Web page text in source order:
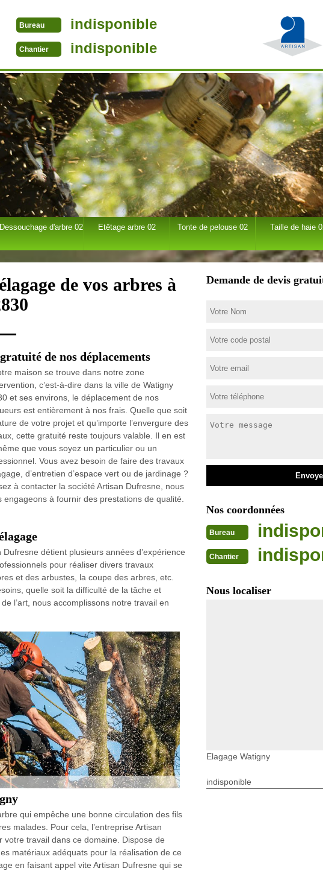
Bureau indisponible
Chantier indisponible
Dessouchage d'arbre 02 Etêtage arbre 02 Tonte de pelouse 02 Taille de haie
de vos arbres à
de nos déplacements
maison se trouve dans notre zone
c’est-à-dire dans la ville de Watigny
et ses environs, le déplacement de nos
est entièrement à nos frais. Quelle que soit
de votre projet et qu’importe l’envergure des
cette gratuité reste toujours valable. Il en est
que vous soyez un particulier ou un
Vous avez besoin de faire des travaux
d’entretien d’espace vert ou de jardinage ?
à contacter la société Artisan Dufresne, nous
engageons à fournir des prestations de qualité.
détient plusieurs années d’expérience
pour réaliser divers travaux
et des arbustes, la coupe des arbres, etc.
quelle soit la difficulté de la tâche et
l’art, nous accomplissons notre travail en
qui empêche une bonne circulation des fils
malades. Pour cela, l’entreprise Artisan
travail dans ce domaine. Dispose de
matériaux adéquats pour la réalisation de ce
en faisant appel vite Artisan Dufresne qui se
Demande de devis
Nos coordonnées
Bureau
Chantier
Nous localiser
Elagage Watigny
indisponible